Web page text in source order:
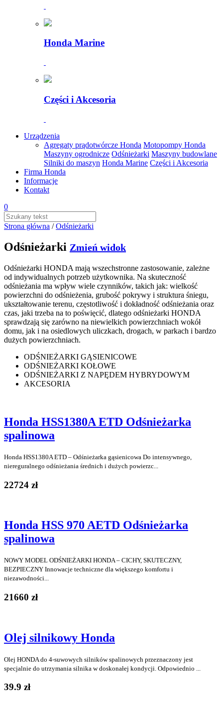
Honda Marine
Części i Akcesoria
Urządzenia
Agregaty prądotwórcze Honda Motopompy Honda
Maszyny ogrodnicze Odśnieżarki Maszyny budowlane
Silniki do maszyn Honda Marine Części i Akcesoria
Firma Honda
Informacje
Kontakt
0
Strona główna /Odśnieżarki
Odśnieżarki Zmień widok
Odśnieżarki HONDA mają wszechstronne zastosowanie, zależne
od indywidualnych potrzeb użytkownika. Na skuteczność
odśnieżania ma wpływ wiele czynników, takich jak: wielkość
powierzchni do odśnieżenia, grubość pokrywy i struktura śniegu,
ukształtowanie terenu, częstotliwość i dokładność odśnieżania oraz
czas, jaki trzeba na to poświęcić, dlatego odśnieżarki HONDA
sprawdzają się zarówno na niewielkich powierzchniach wokół
domu, jak i na osiedlowych uliczkach, drogach, w parkach i bardzo
dużych powierzchniach.
ODŚNIEŻARKI GĄSIENICOWE
ODŚNIEŻARKI KOŁOWE
ODŚNIEŻARKI Z NAPĘDEM HYBRYDOWYM
AKCESORIA
Honda HSS1380A ETD Odśnieżarka
spalinowa
Honda HSS1380A ETD – Odśnieżarka gąsienicowa Do intensywnego,
niereguralnego odśnieżania średnich i dużych powierzc...
22724 zł
Honda HSS 970 AETD Odśnieżarka
spalinowa
NOWY MODEL ODŚNIEŻARKI HONDA – CICHY, SKUTECZNY,
BEZPIECZNY Innowacje techniczne dla większego komfortu i
niezawodności...
21660 zł
Olej silnikowy Honda
Olej HONDA do 4-suwowych silników spalinowych przeznaczony jest
specjalnie do utrzymania silnika w doskonałej kondycji. Odpowiednio ...
39.9 zł